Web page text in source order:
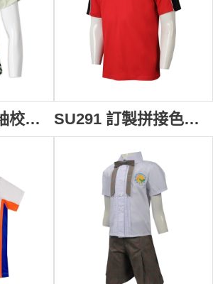
SU307 訂作短袖校服熱升華T恤 自製圓領印LOGO熱升華 校服供應商 HK 國際學校 預備班 SU291 訂製拼接色短袖校服 設計POLO校服 校服供應商 紅色撞黑色